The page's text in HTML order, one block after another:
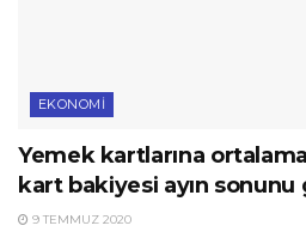
EKONOMI
Yemek kartlarına
kart bakiyesi ayın
9 TEMMUZ 2020